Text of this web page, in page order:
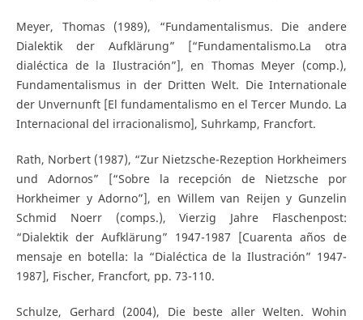
Meyer, Thomas (1989), “Fundamentalismus. Die andere
Dialektik der Aufklärung” [“Fundamentalismo.La otra
dialéctica de la Ilustración”], en Thomas Meyer (comp.),
Fundamentalismus in der Dritten Welt. Die Internationale
der Unvernunft [El fundamentalismo en el Tercer Mundo. La
Internacional del irracionalismo], Suhrkamp, Francfort.
Rath, Norbert (1987), “Zur Nietzsche-Rezeption Horkheimers
und Adornos” [“Sobre la recepción de Nietzsche por
Horkheimer y Adorno”], en Willem van Reijen y Gunzelin
Schmid Noerr (comps.), Vierzig Jahre Flaschenpost:
“Dialektik der Aufklärung” 1947-1987 [Cuarenta años de
mensaje en botella: la “Dialéctica de la Ilustración” 1947-
1987], Fischer, Francfort, pp. 73-110.
Schulze, Gerhard (2004), Die beste aller Welten. Wohin